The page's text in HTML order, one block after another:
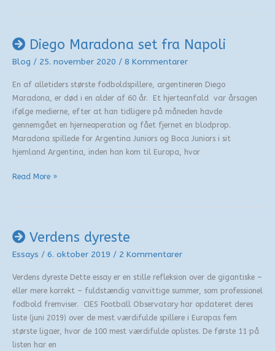
Diego Maradona set fra Napoli
Blog / 25. november 2020 / 8 Kommentarer
En af alletiders største fodboldspillere, argentineren Diego
Maradona, er død i en alder af 60 år. Et hjerteanfald var årsagen
ifølge medierne, efter at han tidligere på måneden havde
gennemgået en hjerneoperation og fået fjernet en blodprop.
Maradona spillede for Argentina Juniors og Boca Juniors i sit
hjemland Argentina, inden han kom til Europa, hvor
Diego
Napoli
Read More »
Verdens dyreste
Essays / 6. oktober 2019 / 2 Kommentarer
Verdens dyreste Dette essay er en stille refleksion over de gigantiske –
eller mere korrekt – fuldstændig vanvittige summer, som professionel
fodbold fremviser. CIES Football Observatory har opdateret deres
liste (juni 2019) over de mest værdifulde spillere i Europas fem
største ligaer, hvor de 100 mest værdifulde oplistes. De første 11 på
listen har en